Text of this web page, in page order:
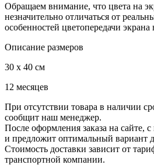
Обращаем внимание, что цвета на
незначительно отличаться от
особенностей цветопередачи экрана
Описание размеров
30 x 40 см
12 месяцев
При отсутствии товара в наличии
сообщит наш менеджер.
После оформления заказа на сайте,
и предложит оптимальный вариант
Стоимость доставки зависит от
транспортной компании.